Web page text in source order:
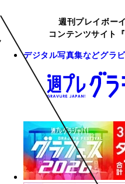
週刊プレイボー
コンテンツサイト
デジタル写真集などグラ